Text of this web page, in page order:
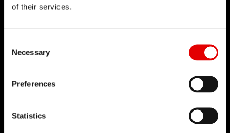
of their services.
Necessary
Preferences
Statistics
perseguimos la perfección en el desarrollo de
nuevos productos. Nuestro principio rector es
llevar los límites de la tecnología cada vez más